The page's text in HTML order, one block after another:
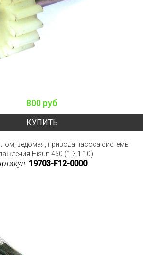
800 руб
КУПИТЬ
ведомая, привода насоса системы
Hisun 450 (1.3.1.10)
19703-F12-0000